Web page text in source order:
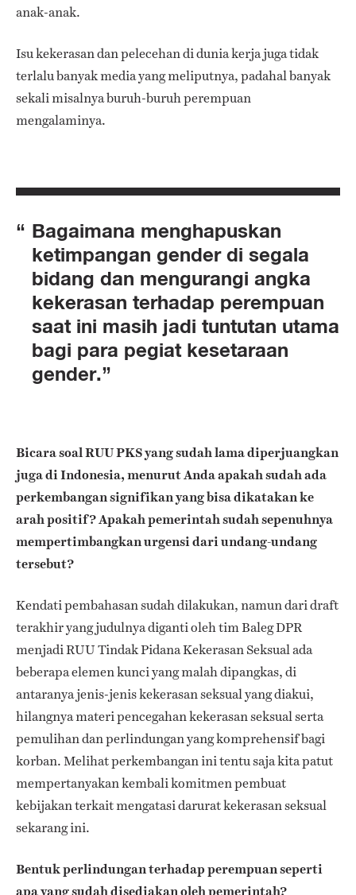
anak-anak.
Isu kekerasan dan pelecehan di dunia kerja juga tidak
terlalu banyak media yang meliputnya, padahal banyak
sekali misalnya buruh-buruh perempuan
mengalaminya.
Bagaimana menghapuskan
ketimpangan gender di segala
bidang dan mengurangi angka
kekerasan terhadap perempuan
saat ini masih jadi tuntutan utama
bagi para pegiat kesetaraan
gender.
Bicara soal RUU PKS yang sudah lama diperjuangkan
juga di Indonesia, menurut Anda apakah sudah ada
perkembangan signifikan yang bisa dikatakan ke
arah positif? Apakah pemerintah sudah sepenuhnya
mempertimbangkan urgensi dari undang-undang
tersebut?
Kendati pembahasan sudah dilakukan, namun dari draft
terakhir yang judulnya diganti oleh tim Baleg DPR
menjadi RUU Tindak Pidana Kekerasan Seksual ada
beberapa elemen kunci yang malah dipangkas, di
antaranya jenis-jenis kekerasan seksual yang diakui,
hilangnya materi pencegahan kekerasan seksual serta
pemulihan dan perlindungan yang komprehensif bagi
korban. Melihat perkembangan ini tentu saja kita patut
mempertanyakan kembali komitmen pembuat
kebijakan terkait mengatasi darurat kekerasan seksual
sekarang ini.
Bentuk perlindungan terhadap perempuan seperti
apa yang sudah disediakan oleh pemerintah?